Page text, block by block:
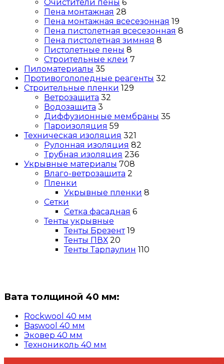
Очистители пены 6
Пена монтажная 28
Пена монтажная всесезонная 19
Пена пистолетная всесезонная 8
Пена пистолетная зимняя 8
Пистолетные пены 8
Строительные клеи 7
Пиломатериалы 35
Противогололедные реагенты 32
Строительные пленки 129
Ветрозащита 32
Водозащита 3
Диффузионные мембраны 35
Пароизоляция 59
Техническая изоляция 321
Рулонная изоляция 82
Трубная изоляция 236
Укрывные материалы 708
Влаго-ветрозащита 2
Пленки
Укрывные пленки 8
Сетки
Сетка фасадная 6
Тенты укрывные
Тенты Брезент 19
Тенты ПВХ 20
Тенты Тарпаулин 110
Вата толщиной 40 мм:
Rockwool 40 мм
Baswool 40 мм
Эковер 40 мм
Технониколь 40 мм